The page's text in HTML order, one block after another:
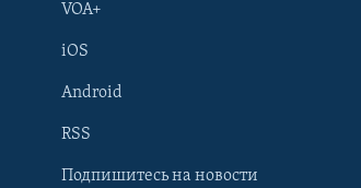
Learning English
VOA+
iOS
Android
RSS
Подпишитесь на новости